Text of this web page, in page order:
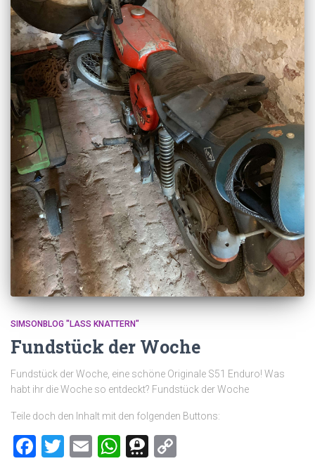
SIMSONBLOG "LASS KNATTERN"
Fundstück der Woche
Fundstück der Woche, eine schöne Originale S51 Enduro! Was
habt ihr die Woche so entdeckt? Fundstück der Woche
Teile doch den Inhalt mit den folgenden Buttons:
Facebook
Twitter
EmailWhatsApp
Threema